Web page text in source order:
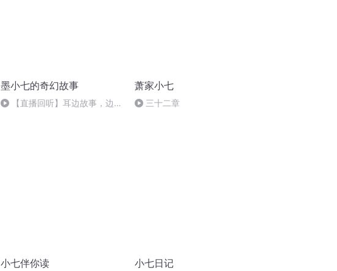
墨小七的奇幻故事
【直播回听】耳边故事，边说
萧家小七
三十二章
小七伴你读 小七日记